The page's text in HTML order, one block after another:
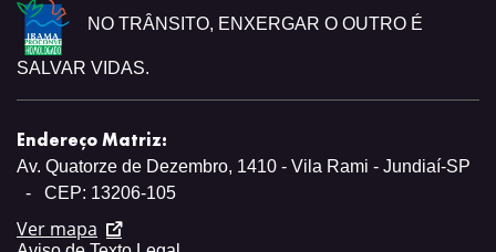
NO TRÂNSITO, ENXERGAR O OUTRO É
SALVAR VIDAS.
Endereço Matriz:
Av. Quatorze de Dezembro, 1410 - Vila Rami - Jundiaí-SP
-
CEP: 13206-105
Ver mapa